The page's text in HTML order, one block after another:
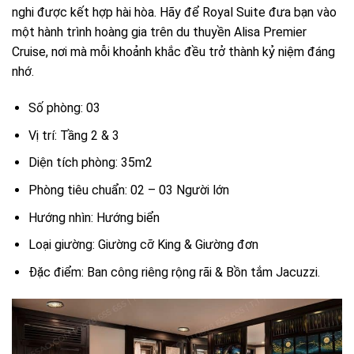
nghi được kết hợp hài hòa. Hãy để Royal Suite đưa bạn vào
một hành trình hoàng gia trên du thuyền Alisa Premier
Cruise, nơi mà mỗi khoảnh khắc đều trở thành kỷ niệm đáng
nhớ.
Số phòng: 03
Vị trí: Tầng 2 & 3
Diện tích phòng: 35m2
Phòng tiêu chuẩn: 02 – 03 Người lớn
Hướng nhìn: Hướng biển
Loại giường: Giường cỡ King & Giường đơn
Đặc điểm: Ban công riêng rộng rãi & Bồn tắm Jacuzzi.